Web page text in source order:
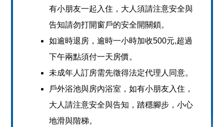
有小朋友一起入住，大人須請注意安全與
告知請勿打開窗戶的安全開關鎖。
如逾時退房，逾時一小時加收500元,超過
下午兩點須付一天房價。
未成年人訂房需先徵得法定代理人同意。
戶外浴池與房內浴室，如有小朋友入住，
大人請注意安全與告知，踏穩腳步，小心
地滑與階梯。